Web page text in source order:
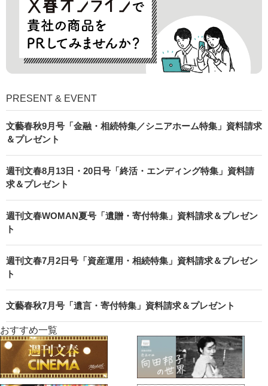
PRESENT & EVENT
文藝春秋9月号「金融・相続特集／シニアホーム特集」資料請求
＆プレゼント
週刊文春8月13日・20日号「終活・エンディング特集」資料請
求＆プレゼント
週刊文春WOMAN夏号「遺贈・寄付特集」資料請求＆プレゼン
ト
週刊文春7月2日号「資産運用・相続特集」資料請求＆プレゼン
ト
文藝春秋7月号「遺言・寄付特集」資料請求＆プレゼント
おすすめ一覧